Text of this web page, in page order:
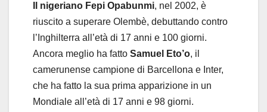
Il nigeriano Fepi Opabunmi, nel 2002, è
riuscito a superare Olembè, debuttando contro
l’Inghilterra all’età di 17 anni e 100 giorni.
Ancora meglio ha fatto Samuel Eto’o, il
camerunense campione di Barcellona e Inter,
che ha fatto la sua prima apparizione in un
Mondiale all’età di 17 anni e 98 giorni.